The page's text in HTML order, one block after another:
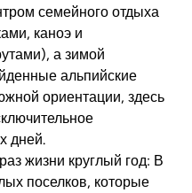
семейного отдыха
каноэ и
а зимой
альпийские
ориентации, здесь
дней.
жизни круглый год: В
поселков, которые